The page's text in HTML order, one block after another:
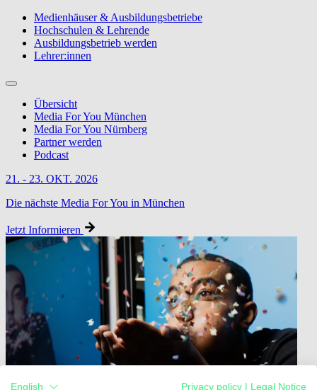
Medienhäuser & Ausbildungsbetriebe
Hochschulen & Lehrende
Ausbildungsbetrieb werden
Lehrer:innen
Übersicht
Media For You München
Media For You Nürnberg
Partner werden
Podcast
21. - 23. OKT. 2026
Die nächste Media For You in München
Jetzt Informieren
English Privacy policy Legal Notice